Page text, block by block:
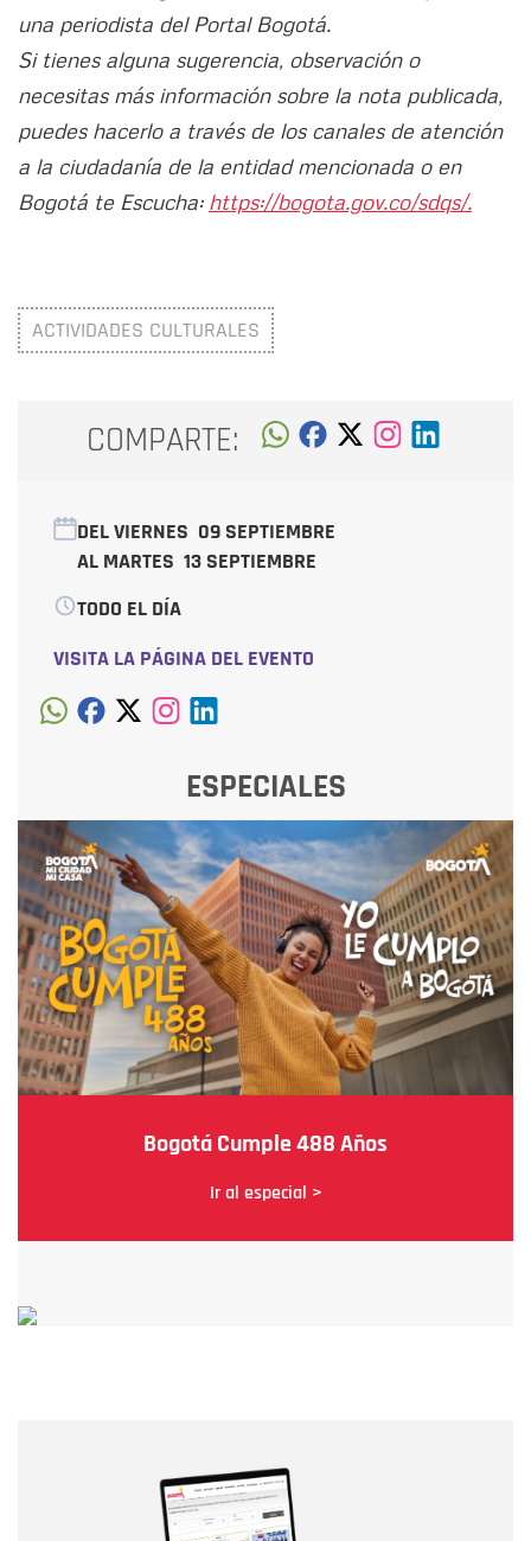
una periodista del Portal Bogotá.
Si tienes alguna sugerencia, observación o
necesitas más información sobre la nota publicada,
puedes hacerlo a través de los canales de atención
a la ciudadanía de la entidad mencionada o en
Bogotá te Escucha: https://bogota.gov.co/sdqs/.
ACTIVIDADES CULTURALES
COMPARTE:
DEL VIERNES 09 SEPTIEMBRE
AL MARTES 13 SEPTIEMBRE
TODO EL DÍA
VISITA LA PÁGINA DEL EVENTO
ESPECIALES
Bogotá Cumple 488 Años
Ir al especial >
Correo electrónico